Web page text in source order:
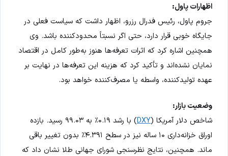
اظهارات پاول:
جروم پاول، رئیس فدرال رزرو، اظهار داشت که سیاست فعلی در
جایگاه خوبی قرار دارد، حتی اگر نسبتاً محدودکننده باشد. وی
همچنین اشاره کرد که اثرات تعرفه‌ها هنوز به‌طور کامل در اقتصاد
نمایان نشده‌اند و تأکید کرد که هزینه این تعرفه‌ها در نهایت بر
عهده تولیدکننده، واسطه یا مصرف‌کننده خواهد بود.
وضعیت بازار:
شاخص دلار آمریکا (DXY
) با رشد ۰.۱۹٪ به ۹۹.۰۳ رسید. بازده
اوراق خزانه‌داری ۱۰ ساله نیز در سطح ۴.۳۹۱٪ بدون تغییر باقی
ماند. همچنین، نتایج نظرسنجی شورای جهانی طلا نشان داد که